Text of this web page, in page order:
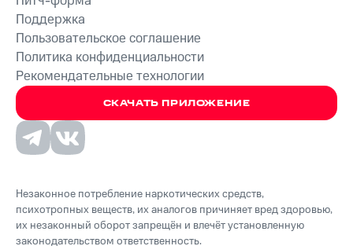
СКАЧАТЬ ПРИЛОЖЕНИЕ
Поддержка
Пользовательское соглашение
Политика конфиденциальности
Рекомендательные технологии
Незаконное потребление наркотических средств,
психотропных веществ, их аналогов причиняет вред здоровью,
их незаконный оборот запрещён и влечёт установленную
законодательством ответственность.